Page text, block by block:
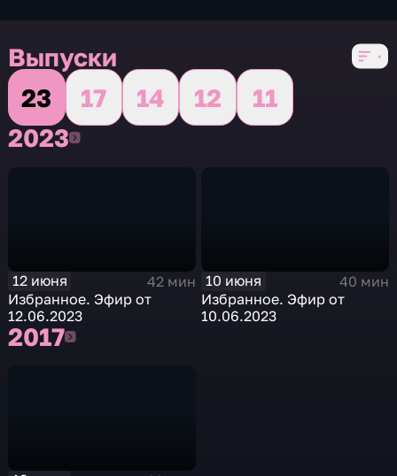
Выпуски
23
17 14 12
11
20232023
12 июня
42 мин
Избранное. Эфир от
12.06.2023
10 июня
40 мин
Избранное. Эфир от
10.06.2023
20172017